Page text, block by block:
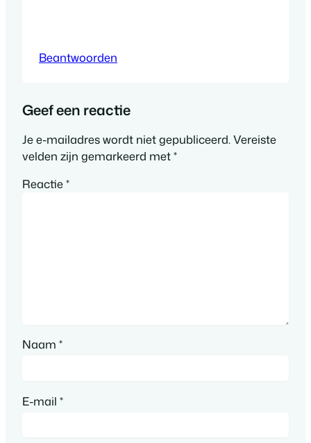
Beantwoorden
Geef een reactie
Je e-mailadres wordt niet gepubliceerd.Vereiste
velden zijn gemarkeerd met*
Reactie*
Naam *
E-mail *